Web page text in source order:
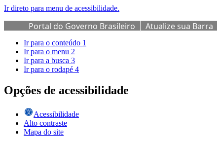
Ir direto para menu de acessibilidade.
Portal do Governo Brasileiro
Atualize sua Barra
de Governo
Ir para o conteúdo 1
Ir para o menu 2
Ir para a busca 3
Ir para o rodapé 4
Opções de acessibilidade
Acessibilidade
Alto contraste
Mapa do site